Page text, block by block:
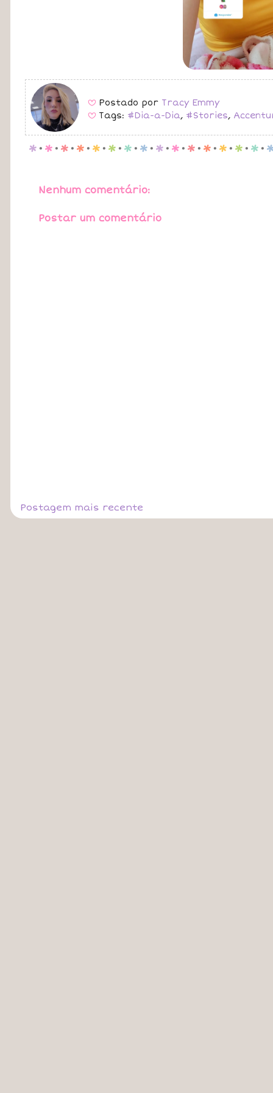
B Postado por Tracy Emmy
B Tags: #Dia-a-Dia, #Stories,
p . p . p . p . p . p . p . p . p . p . p . p . p . p . p .
Nenhum comentário:
Postar um comentário
Postagem mais recente